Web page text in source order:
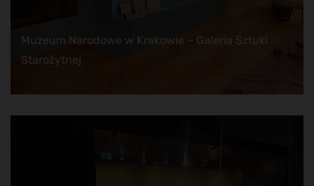
Muzeum Narodowe w Krakowie – Galeria Sztuki
Starożytnej